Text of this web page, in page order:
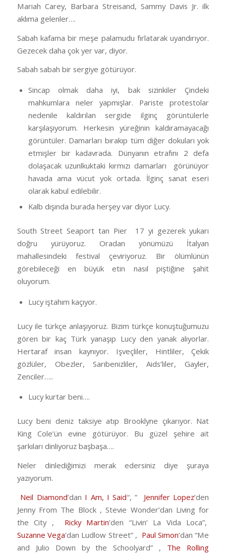
Mariah Carey, Barbara Streisand, Sammy Davis Jr. ilk
aklıma gelenler….
Sabah kafama bir meşe palamudu fırlatarak uyandırıyor.
Gezecek daha çok yer var, diyor.
Sabah sabah bir sergiye götürüyor.
Sincap olmak daha iyi, bak sizinkiler Çindeki
mahkumlara neler yapmışlar. Pariste protestolar
nedenile kaldırılan sergide ilginç görüntülerle
karşılaşıyorum. Herkesin yüreğinin kaldıramayacağı
görüntüler. Damarları bırakıp tüm diğer dokuları yok
etmişler bir kadavrada. Dünyanın etrafını 2 defa
dolaşacak uzunlkuktaki kırmızı damarları görünüyor
havada ama vücut yok ortada. İlginç sanat eseri
olarak kabul edilebilir.
Kalb dışında burada herşey var diyor Lucy.
South Street Seaport tan Pier 17 yi gezerek yukarı
doğru yürüyoruz. Oradan yönümüzü İtalyan
mahallesindeki festival çeviriyoruz. Bir ölümlünün
görebileceği en büyük etin nasıl piştiğine şahit
oluyorum.
Lucy iştahım kaçıyor.
Lucy ile türkçe anlaşıyoruz. Bizim türkçe konuştuğumuzu
gören bir kaç Türk yanaşıp Lucy den yanak alıyorlar.
Hertaraf insan kaynıyor. Işveçliler, Hintliler, Çekik
gözlüler, Obezler, Sarıbenizliler, Aids’liler, Gayler,
Zenciler…..
Lucy kurtar beni….
Lucy beni deniz taksiye atıp Brooklyne çıkarıyor. Nat
King Cole’ün evine götürüyor. Bu güzel şehire ait
şarkıları dinliyoruz başbaşa….
Neler dinlediğimizi merak edersiniz diye şuraya
yazıyorum.
Neil Diamond’dan I Am, I Said“, ” Jennifer Lopez’den
Jenny From The Block , Stevie Wonder’dan Living for
the City , Ricky Martin’den “Livin’ La Vida Loca”,
Suzanne Vega’dan Ludlow Street” , Paul Simon’dan “Me
and Julio Down by the Schoolyard” , The Rolling